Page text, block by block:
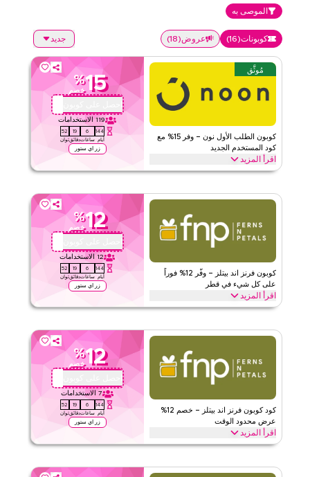
الموصى به
كوبونات(
16
) عروض(
18
) جديد
مُوثَّق
كوبون الطلب الأول نون – وفر 15% مع
كود المستخدم الجديد
اقرأ المزيد
15
%
خصم
احصل على كوبون
119 الاستخدامات
144
أيام
6
ساعات
19
دقائق
51
ثوان
زر اي ستور
احصل على خصم 15% على طلبك الأول مع كود كوبون نون الحصري هذا.
شيء اليوم.
الأحكام والشروط
الحد الأدنى للطلب
ينطبق على
ويب/تطبيق
الفئات
على مستوى الموقع
كوبون فرنز اند بيتلز – وفّر 12% فوراً
على كل شيء في قطر
اقرأ المزيد
12
%
خصم
احصل على كوبون
12 الاستخدامات
144
أيام
6
ساعات
19
دقائق
51
ثوان
زر اي ستور
وفّر 12% فوراً مع هذا كود فرنز اند بيتلز على كل شيء. استردد الآن
السلال، الهدايا المخصصة، والمزيد.
فرنز اند بيتلز الأحكام والشروط
الحد الأدنى للطلب
ويب/تطبيق
الفئات
على مستوى الموقع
كود كوبون فرنز اند بيتلز – خصم 12%
عرض محدود الوقت
اقرأ المزيد
12
%
خصم
احصل على كوبون
7 الاستخدامات
144
أيام
6
ساعات
19
دقائق
51
ثوان
زر اي ستور
احصل على خصم 12% على جميع الفئات مع هذا كود برومو فرنز اند بيتلز
كل طلب.